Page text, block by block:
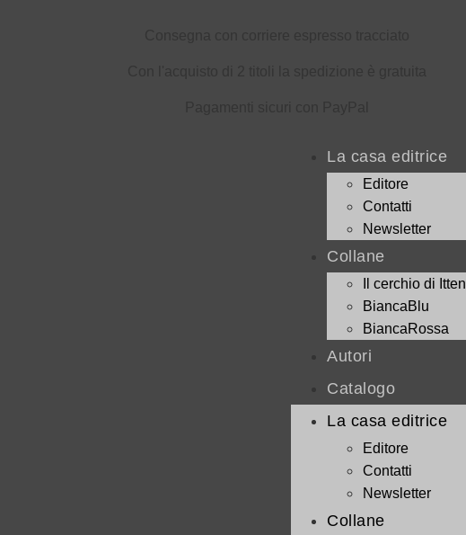
La casa editrice
Editore
Contatti
Newsletter
Collane
Il cerchio di Itten
BiancaBlu
BiancaRossa
Autori
Catalogo
La casa editrice
Editore
Contatti
Newsletter
Collane